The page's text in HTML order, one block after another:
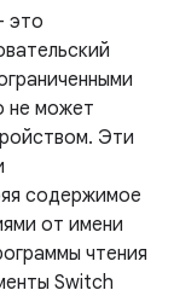
это
не может
Эти
содержимое
от имени
чтения
Switch